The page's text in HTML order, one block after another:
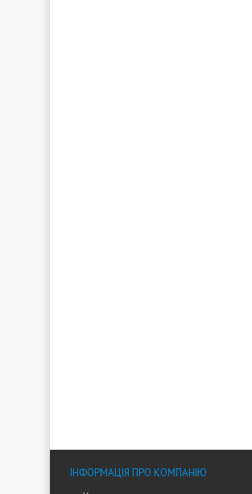
ІНФОРМАЦІЯ ПРО КОМПАНІЮ